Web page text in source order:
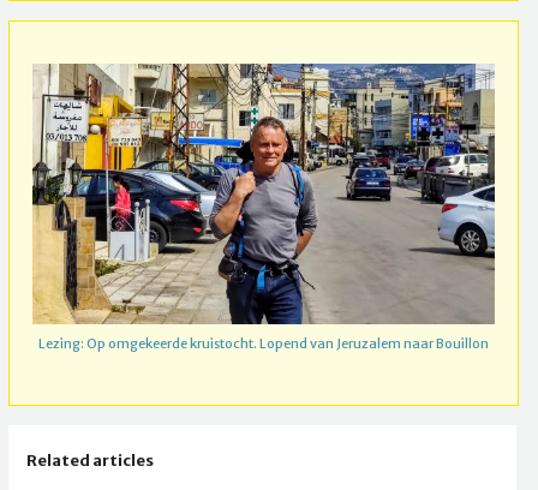
Lezing: Op omgekeerde kruistocht. Lopend van Jeruzalem naar Bouillon
Related articles